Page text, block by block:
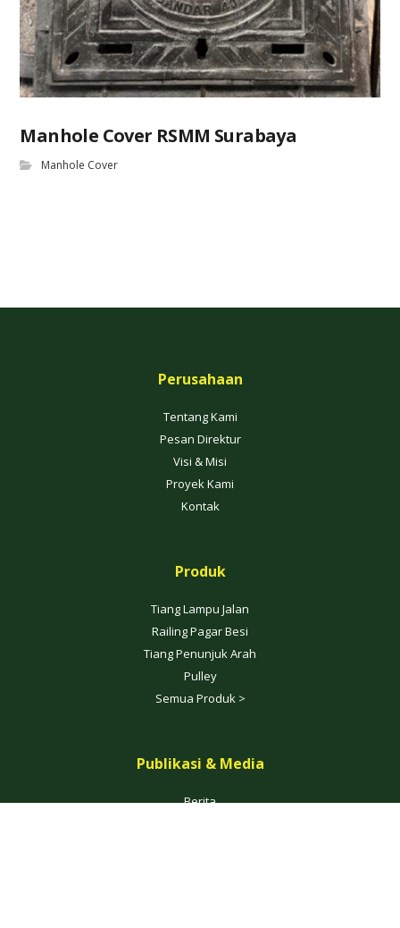
Manhole Cover RSMM Surabaya
Manhole Cover
Perusahaan
Tentang Kami
Pesan Direktur
Visi & Misi
Proyek Kami
Kontak
Produk
Tiang Lampu Jalan
Railing Pagar Besi
Tiang Penunjuk Arah
Pulley
Semua Produk >
Publikasi & Media
Berita